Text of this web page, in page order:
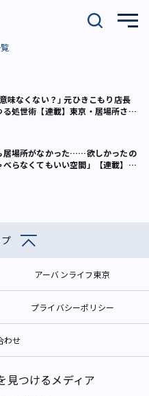
味なくない？｣ 元ひきこもり店長
処世術【連載】東京・居場所さが
居場所がなかった……欲しかったの
べらなくてもいい空間」【連載】東
アーバンライフ東京
プライバシーポリシー
わせ
見つけるメディア